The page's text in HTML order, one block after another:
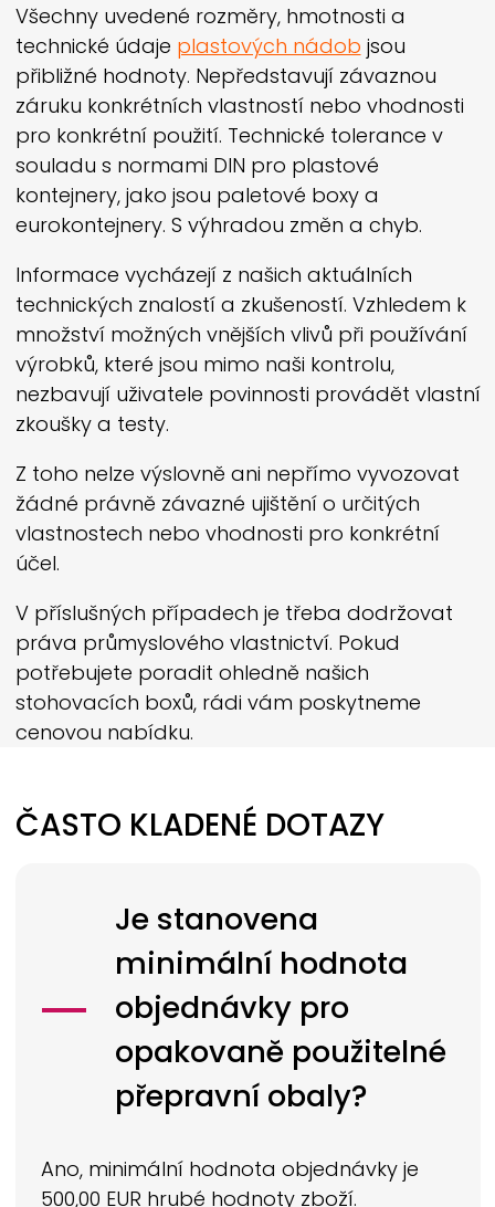
Všechny uvedené rozměry, hmotnosti a
technické údaje plastových nádob jsou
přibližné hodnoty. Nepředstavují závaznou
záruku konkrétních vlastností nebo vhodnosti
pro konkrétní použití. Technické tolerance v
souladu s normami DIN pro plastové
kontejnery, jako jsou paletové boxy a
eurokontejnery. S výhradou změn a chyb.
Informace vycházejí z našich aktuálních
technických znalostí a zkušeností. Vzhledem k
množství možných vnějších vlivů při používání
výrobků, které jsou mimo naši kontrolu,
nezbavují uživatele povinnosti provádět vlastní
zkoušky a testy.
Z toho nelze výslovně ani nepřímo vyvozovat
žádné právně závazné ujištění o určitých
vlastnostech nebo vhodnosti pro konkrétní
účel.
V příslušných případech je třeba dodržovat
práva průmyslového vlastnictví. Pokud
potřebujete poradit ohledně našich
stohovacích boxů, rádi vám poskytneme
cenovou nabídku.
ČASTO KLADENÉ DOTAZY
Je stanovena
minimální hodnota
objednávky pro
opakovaně použitelné
přepravní obaly?
Ano, minimální hodnota objednávky je
500,00 EUR hrubé hodnoty zboží.